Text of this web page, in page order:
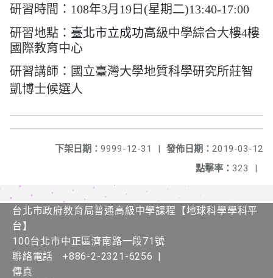
研習時間：108年3月19日(星期二)13:40-17:00
研習地點： 臺北市立成功高級中學綜合大樓4樓
國際教育中心
研習講師： 國立臺灣大學地質科學研究所莊智
凱博士候選人
發佈日期： 2019-03-12
下架日期： 9999-12-31
|
點擊率： 323 |
台北市政府教育局普通高級中學課程​【​地球科學學科平
台】
100台北市中正區濟南路一段71號
聯絡電話
+886-2-2321-6256 |
傳真